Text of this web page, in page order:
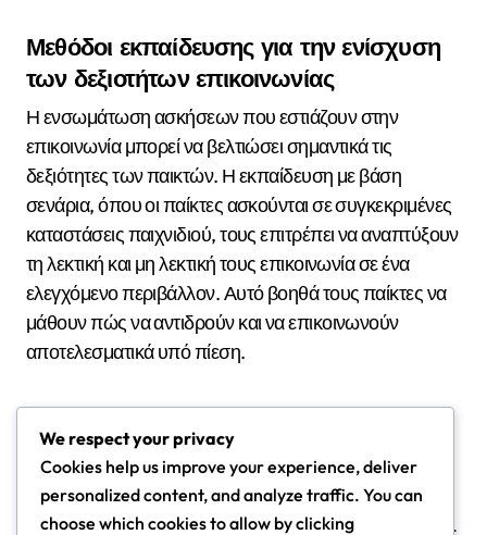
Μεθόδοι εκπαίδευσης για την ενίσχυση
των δεξιοτήτων επικοινωνίας
Η ενσωμάτωση ασκήσεων που εστιάζουν στην
επικοινωνία μπορεί να βελτιώσει σημαντικά τις
δεξιότητες των παικτών. Η εκπαίδευση με βάση
σενάρια, όπου οι παίκτες ασκούνται σε συγκεκριμένες
καταστάσεις παιχνιδιού, τους επιτρέπει να αναπτύξουν
τη λεκτική και μη λεκτική τους επικοινωνία σε ένα
ελεγχόμενο περιβάλλον. Αυτό βοηθά τους παίκτες να
μάθουν πώς να αντιδρούν και να επικοινωνούν
αποτελεσματικά υπό πίεση.
Η εκπαίδευση επικοινωνίας ανά ρόλο είναι επίσης
ωφέλιμη. Κάθε θέση στον αγωνιστικό χώρο έχει
μοναδικές ευθύνες, και οι παίκτες θα πρέπει να
ασκούνται στο πώς να επικοινωνούν τις ανάγκες και
We respect your privacy
Cookies help us improve your experience, deliver
personalized content, and analyze traffic. You can
choose which cookies to allow by clicking